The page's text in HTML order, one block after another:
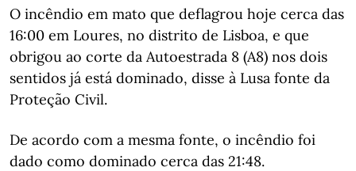
O incêndio em mato que deflagrou hoje cerca das
16:00 em Loures, no distrito de Lisboa, e que
obrigou ao corte da Autoestrada 8 (A8) nos dois
sentidos já está dominado, disse à Lusa fonte da
Proteção Civil.
De acordo com a mesma fonte, o incêndio foi
dado como dominado cerca das 21:48.